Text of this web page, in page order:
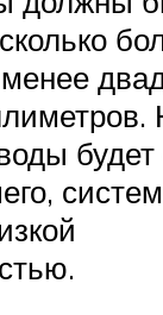
будет